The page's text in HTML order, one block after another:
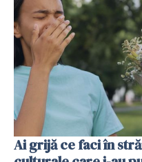
Ai grijă ce faci în